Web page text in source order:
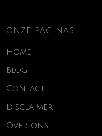
ONZE PAGINA’S
Home
Blog
Contact
Disclaimer
Over ons